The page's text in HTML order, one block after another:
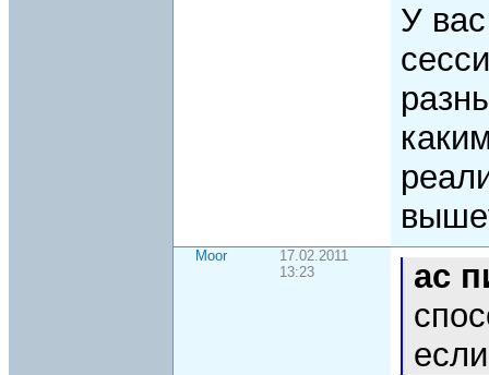
У
Moor
17.02.2011
13:23
ac